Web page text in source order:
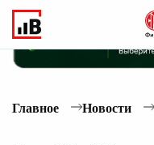
Главное Новости